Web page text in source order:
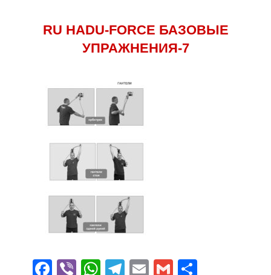
RU HADU-FORCE БАЗОВЫЕ
УПРАЖНЕНИЯ-7
Facebook
ViberWhatsApp
Telegram
EmailGmail